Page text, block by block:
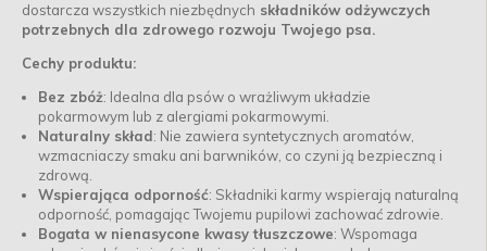
dostarcza wszystkich niezbędnych składników odżywczych
potrzebnych dla zdrowego rozwoju Twojego psa.
Cechy produktu:
Bez zbóż: Idealna dla psów o wrażliwym układzie
pokarmowym lub z alergiami pokarmowymi.
Naturalny skład: Nie zawiera syntetycznych aromatów,
wzmacniaczy smaku ani barwników, co czyni ją bezpieczną i
zdrową.
Wspierająca odporność: Składniki karmy wspierają naturalną
odporność, pomagając Twojemu pupilowi zachować zdrowie.
Bogata w nienasycone kwasy tłuszczowe: Wspomaga